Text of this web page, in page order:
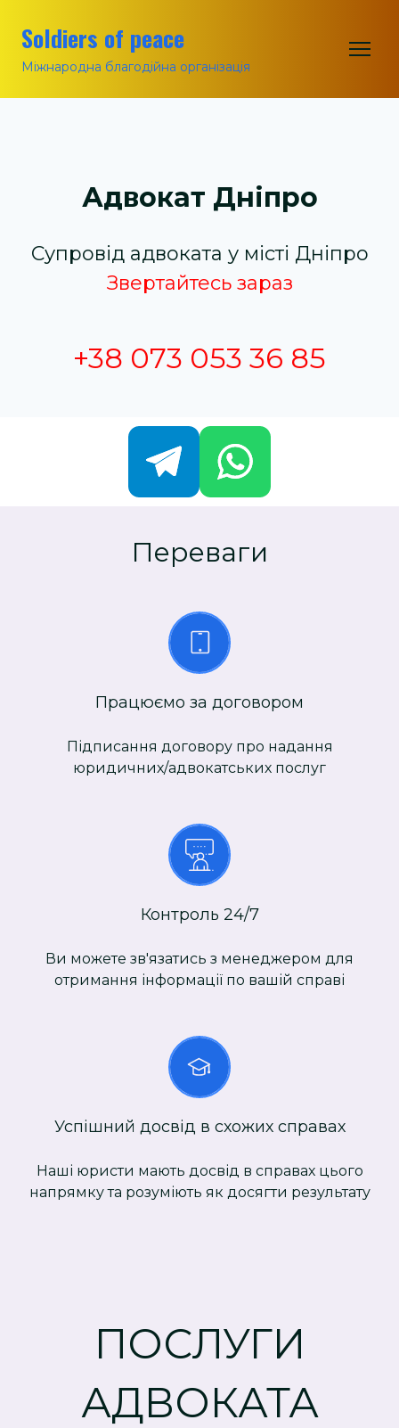
Soldiers of peace
Міжнародна благодійна організація
Адвокат Дніпро
Супровід адвоката у місті Дніпро
Звертайтесь зараз
+38 073 053 36 85
Переваги
Працюємо за договором
Підписання договору про надання
юридичних/адвокатських послуг
Контроль 24/7
Ви можете зв'язатись з менеджером для
отримання інформації по вашій справі
Успішний досвід в схожих справах
Наші юристи мають досвід в справах цього
напрямку та розуміють як досягти результату
ПОСЛУГИ
АДВОКАТА